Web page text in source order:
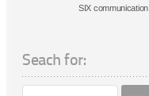
SIX communication
Seach for: